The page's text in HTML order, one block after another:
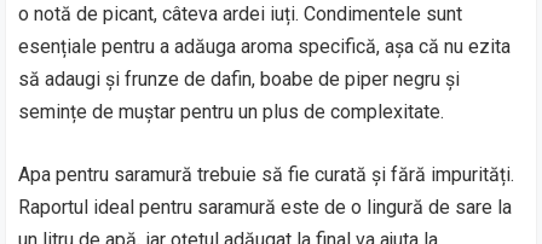
o notă de picant, câteva ardei iuți. Condimentele sunt
esențiale pentru a adăuga aroma specifică, așa că nu ezita
să adaugi și frunze de dafin, boabe de piper negru și
semințe de muștar pentru un plus de complexitate.
Apa pentru saramură trebuie să fie curată și fără impurități.
Raportul ideal pentru saramură este de o lingură de sare la
un litru de apă, iar oțetul adăugat la final va ajuta la